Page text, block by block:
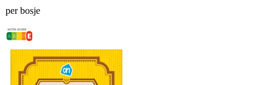
per bosje